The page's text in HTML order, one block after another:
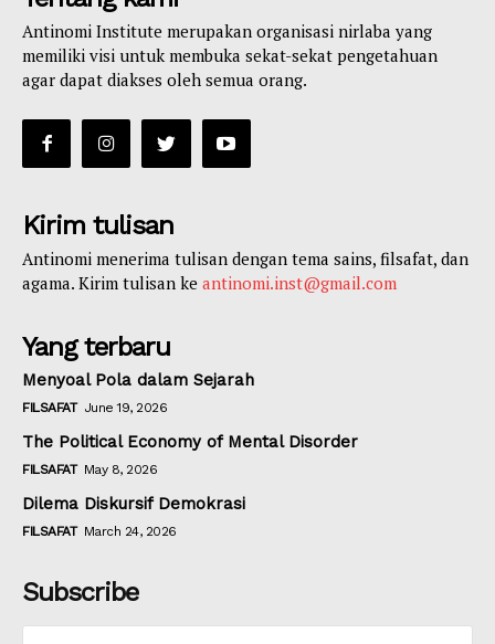
Antinomi Institute merupakan organisasi nirlaba yang
memiliki visi untuk membuka sekat-sekat pengetahuan
agar dapat diakses oleh semua orang.
Kirim tulisan
Antinomi menerima tulisan dengan tema sains, filsafat, dan
agama. Kirim tulisan ke antinomi.inst@gmail.com
Yang terbaru
Menyoal Pola dalam Sejarah
FILSAFAT June 19, 2026
The Political Economy of Mental Disorder
FILSAFAT May 8, 2026
Dilema Diskursif Demokrasi
FILSAFAT March 24, 2026
Subscribe